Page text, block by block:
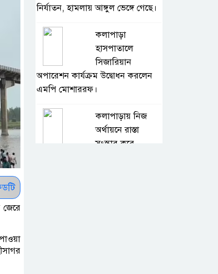
জেরে
নির্যাতন, হামলায় আঙ্গুল ভেঙ্গে গেছে।
কলাপাড়া
হাসপাতালে
সিজারিয়ান
অপারেশন কার্যক্রম উদ্বোধন করলেন
এমপি মোশাররফ।
কলাপাড়ায় নিজ
অর্থায়নে রাস্তা
সংস্কার করে